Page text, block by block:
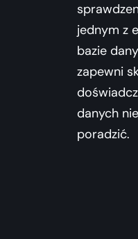
jednym z
bazie
zapewni
danych
poradzić.